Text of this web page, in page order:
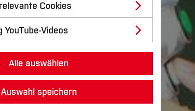
Cookies
YouTube-Videos
Alle auswählen
Auswahl speichern